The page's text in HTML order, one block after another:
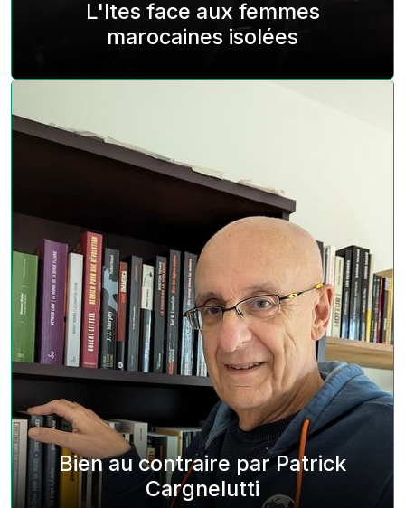
L'Ites face aux femmes
marocaines isolées
Bien au contraire par Patrick
Cargnelutti